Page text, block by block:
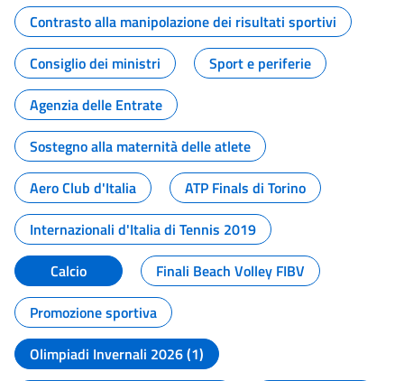
Contrasto alla manipolazione dei risultati sportivi
Consiglio dei ministri
Sport e periferie
Agenzia delle Entrate
Sostegno alla maternità delle atlete
Aero Club d'Italia
ATP Finals di Torino
Internazionali d'Italia di Tennis 2019
Calcio
Finali Beach Volley FIBV
Promozione sportiva
Olimpiadi Invernali 2026 (1)